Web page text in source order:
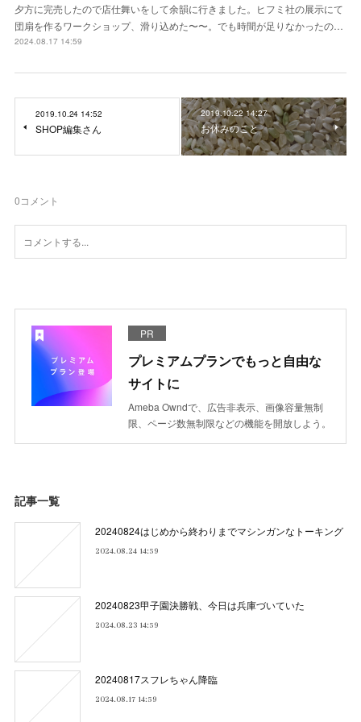
夕方に完売したので店仕舞いをして余韻に行きました。ヒフミ社の展示にて
団扇を作るワークショップ、滑り込めた〜〜。でも時間が足りなかったの…
2024.08.17 14:59
2019.10.24 14:52
SHOP編集さん
2019.10.22 14:27
お休みのこと
0コメント
PR
プレミアムプランでもっと自由な
サイトに
Ameba Owndで、広告非表示、画像容量無制
限、ページ数無制限などの機能を開放しよう。
記事一覧
20240824はじめから終わりまでマシンガンなトーキング
2024.08.24 14:59
20240823甲子園決勝戦、今日は兵庫づいていた
2024.08.23 14:59
20240817スフレちゃん降臨
2024.08.17 14:59